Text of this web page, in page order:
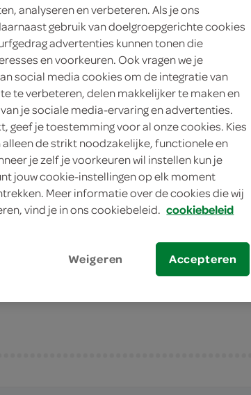
op: aanbiedingen zijn niet zichtbaar bij de
in de winkelmand.
voor honden als smakelijke beloning
zalmkluifjes
analyseren en verbeteren. Als je ons
gebruik van doelgroepgerichte cookies
advertenties kunnen tonen die
en voorkeuren. Ook vragen we je
social media cookies om de integratie van
te verbeteren, delen makkelijker te maken en
je sociale media-ervaring en advertenties.
geef je toestemming voor al onze cookies. Kies
alleen de strikt noodzakelijke, functionele en
je zelf je voorkeuren wil instellen kun je
jouw cookie-instellingen op elk moment
Meer informatie over de cookies die wij
vind je in ons cookiebeleid. cookiebeleid
Weigeren Accepteren